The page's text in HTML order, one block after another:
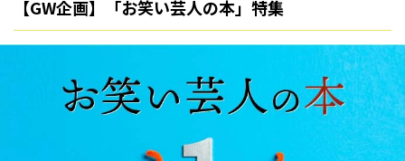
【GW企画】「お笑い芸人の本」特集